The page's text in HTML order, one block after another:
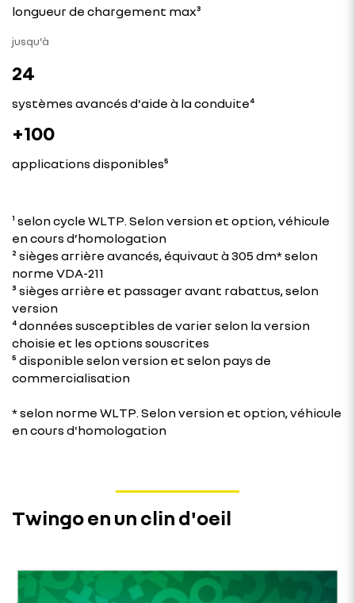
longueur de chargement max³
jusqu'à
24
systèmes avancés d'aide à la conduite⁴
+100
applications disponibles⁵
¹ selon cycle WLTP. Selon version et option, véhicule
en cours d’homologation
² sièges arrière avancés, équivaut à 305 dm* selon
norme VDA-211​​
³ sièges arrière et passager avant rabattus​, selon
version
⁴ données susceptibles de varier selon la version
choisie et les options souscrites
⁵ disponible selon version et selon pays de
commercialisation​
* selon norme WLTP. Selon version et option, véhicule
en cours d'homologation
Twingo en un clin d'oeil